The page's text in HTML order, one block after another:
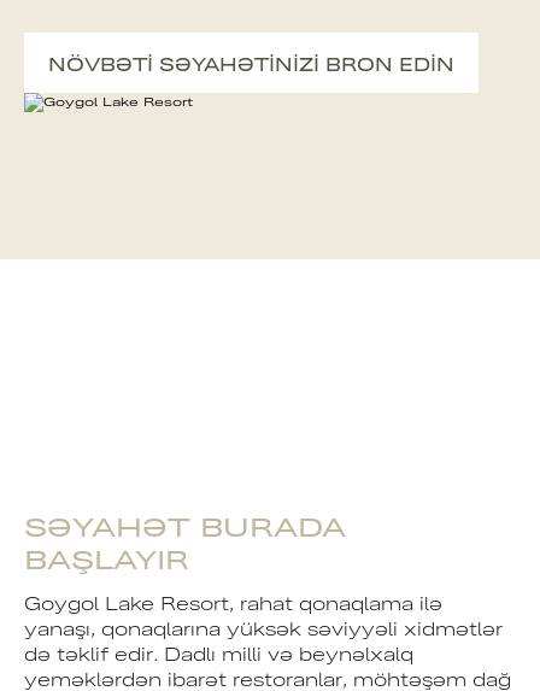
NÖVBƏTI SƏYAHƏTINIZI BRON EDIN
SƏYAHƏT BURADA
BAŞLAYIR
Goygol Lake Resort, rahat qonaqlama ilə
yanaşı, qonaqlarına yüksək səviyyəli xidmətlər
də təklif edir. Dadlı milli və beynəlxalq
yeməklərdən ibarət restoranlar, möhtəşəm dağ